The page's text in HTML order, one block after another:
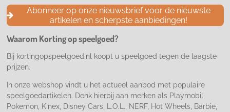
e
o
k
t
a
g
r
a
m
T
o
k
Abonneer op onze nieuwsbrief voor de nieuwste
artikelen en scherpste aanbiedingen!
Waarom Korting op speelgoed?
Bij kortingopspeelgoed.nl koopt u speelgoed tegen de laagste
prijzen.
In onze webshop vindt u het actueel aanbod met populaire
speelgoedartikelen. Denk hierbij aan merken als Playmobil,
Pokemon, K'nex, Disney Cars, L.O.L., NERF, Hot Wheels, Barbie,